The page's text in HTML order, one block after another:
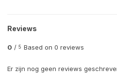
Reviews
0 / 5 Based on 0 reviews
Er zijn nog geen reviews